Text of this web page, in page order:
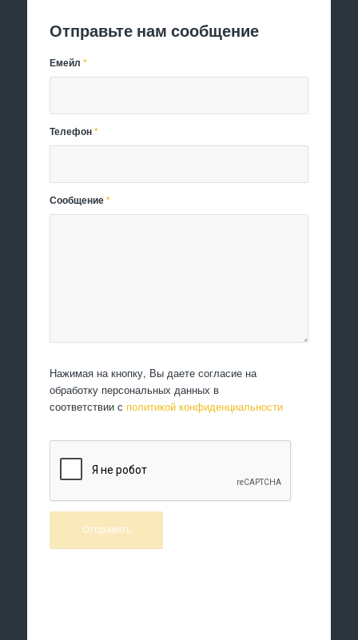
Отправьте нам сообщение
Емейл*
Телефон*
Сообщение*
Нажимая на кнопку, Вы даете согласие на
обработку персональных данных в
соответствии с политикой конфиденциальности